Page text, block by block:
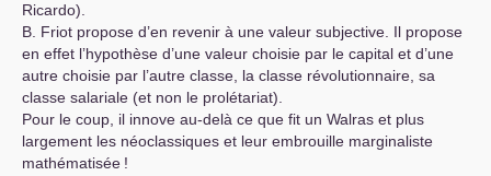
Ricardo).
B. Friot propose d’en revenir à une valeur subjective. Il propose
en effet l’hypothèse d’une valeur choisie par le capital et d’une
autre choisie par l’autre classe, la classe révolutionnaire, sa
classe salariale (et non le prolétariat).
Pour le coup, il innove au-delà ce que fit un Walras et plus
largement les néoclassiques et leur embrouille marginaliste
mathématisée !